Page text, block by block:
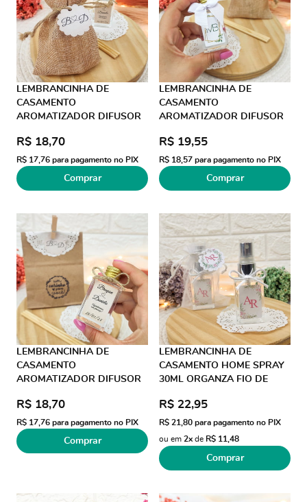
LEMBRANCINHA DE
CASAMENTO
AROMATIZADOR DIFUSOR
R$ 18,70
R$ 17,76 para pagamento no PIX
Comprar
LEMBRANCINHA DE
CASAMENTO
AROMATIZADOR DIFUSOR
GORGURÃO
R$ 19,55
R$ 18,57 para pagamento no PIX
Comprar
LEMBRANCINHA DE
CASAMENTO
AROMATIZADOR DIFUSOR
R$ 18,70
R$ 17,76 para pagamento no PIX
Comprar
LEMBRANCINHA DE
CASAMENTO HOME SPRAY
30ML ORGANZA FIO DE
R$ 22,95
R$ 21,80 para pagamento no PIX
ou em 2x de R$ 11,48
Comprar